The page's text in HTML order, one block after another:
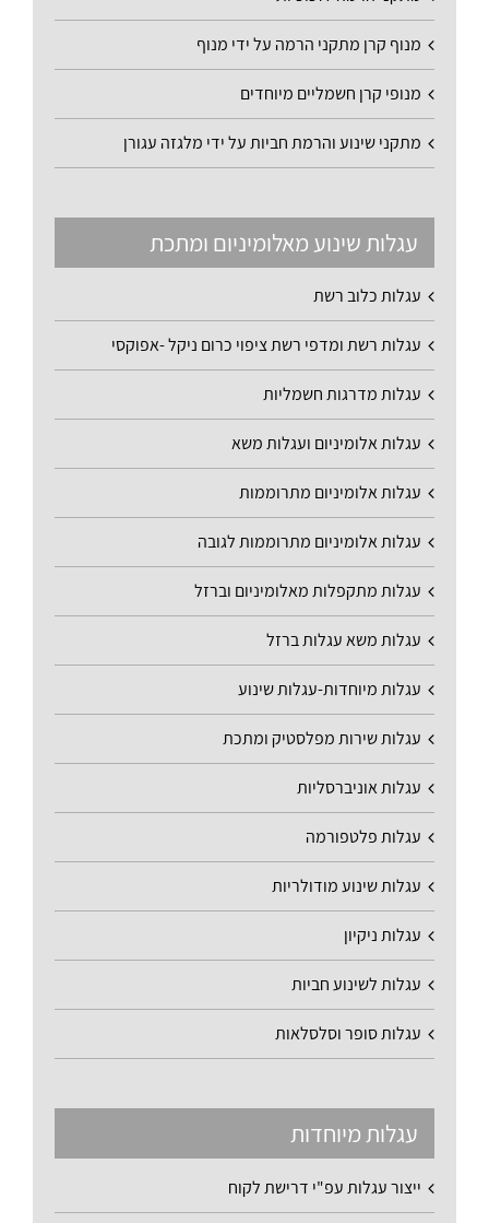
מנוף קרן מתקני הרמה על ידי מנוף
מנופי קרן חשמליים מיוחדים
מתקני שינוע והרמת חביות על ידי מלגזה עגורן
עגלות שינוע מאלומיניום ומתכת
עגלות כלוב רשת
עגלות רשת ומדפי רשת ציפוי כרום ניקל -אפוקסי
עגלות מדרגות חשמליות
עגלות אלומיניום ועגלות משא
עגלות אלומיניום מתרוממות
עגלות אלומיניום מתרוממות לגובה
עגלות מתקפלות מאלומיניום וברזל
עגלות משא עגלות ברזל
עגלות מיוחדות-עגלות שינוע
עגלות שירות מפלסטיק ומתכת
עגלות אוניברסליות
עגלות פלטפורמה
עגלות שינוע מודולריות
עגלות ניקיון
עגלות לשינוע חביות
עגלות סופר וסלסלאות
עגלות מיוחדות
ייצור עגלות עפ"י דרישת לקוח